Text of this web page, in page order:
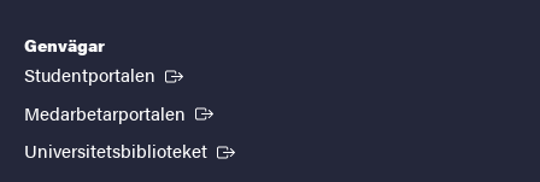
Genvägar
Studentportalen (Extern länk)
Medarbetarportalen (Extern länk)
Universitetsbiblioteket (Extern länk)